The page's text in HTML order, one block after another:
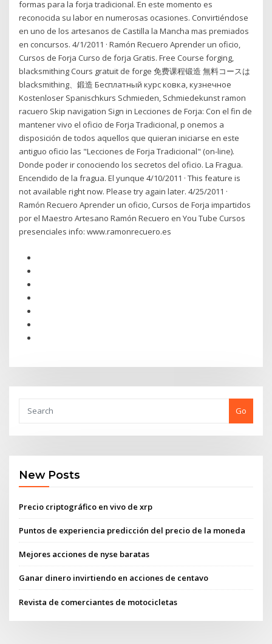
formas para la forja tradicional. En este momento es
reconocida su labor en numerosas ocasiones. Convirtiéndose
en uno de los artesanos de Castilla la Mancha mas premiados
en concursos. 4/1/2011 · Ramón Recuero Aprender un oficio,
Cursos de Forja Curso de forja Gratis. Free Course forging,
blacksmithing Cours gratuit de forge 免费课程锻造 無料コースは
blacksmithing、鍛造 Бесплатный курс ковка, кузнечное
Kostenloser Spanischkurs Schmieden, Schmiedekunst ramon
racuero Skip navigation Sign in Lecciones de Forja: Con el fin de
mantener vivo el oficio de Forja Tradicional, p onemos a
disposición de todos aquellos que quieran iniciarse en este
antiguo oficio las "Lecciones de Forja Tradicional" (on-line).
Donde poder ir conociendo los secretos del oficio. La Fragua.
Encendido de la fragua. El yunque 4/10/2011 · This feature is
not available right now. Please try again later. 4/25/2011 ·
Ramón Recuero Aprender un oficio, Cursos de Forja impartidos
por el Maestro Artesano Ramón Recuero en You Tube Cursos
presenciales info: www.ramonrecuero.es
Go
New Posts
Precio criptográfico en vivo de xrp
Puntos de experiencia predicción del precio de la moneda
Mejores acciones de nyse baratas
Ganar dinero invirtiendo en acciones de centavo
Revista de comerciantes de motocicletas